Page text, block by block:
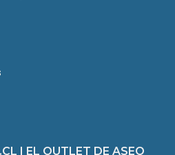
| EL OUTLET DE ASEO